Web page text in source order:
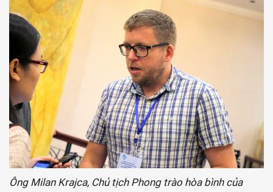
Ông Milan Krajca, Chủ tịch Phong trào hòa bình của